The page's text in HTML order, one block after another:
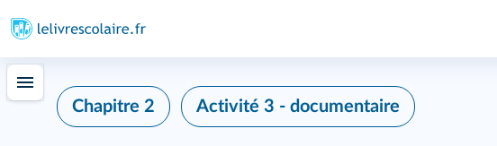
Chapitre 2 Activité 3 - documentaire